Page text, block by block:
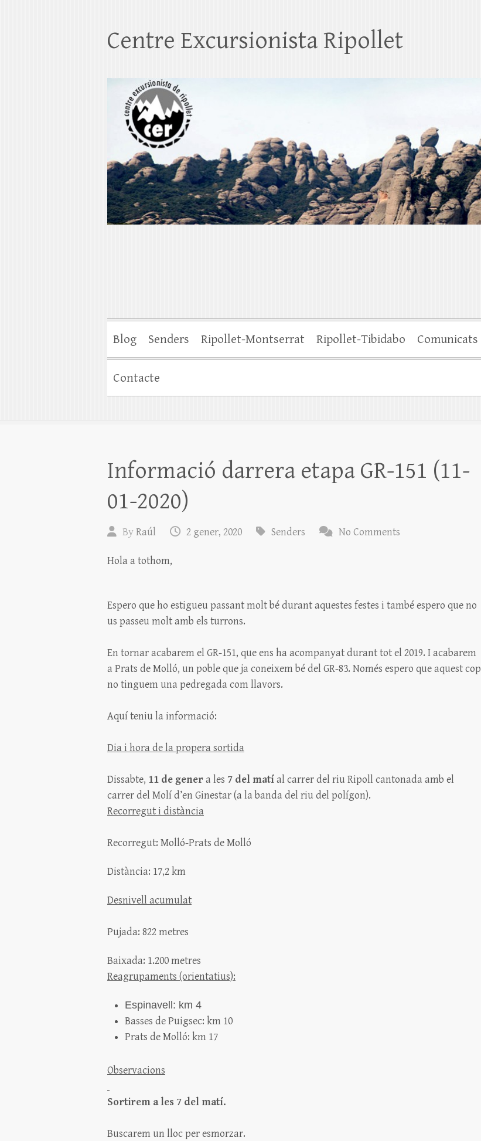
Centre Excursionista Ripollet
Blog Senders Ripollet-Montserrat Ripollet-Tibidabo Comunicats
Contacte
Informació darrera etapa GR-151 (11-
01-2020)
ByRaúl 2 gener, 2020 Senders No Comments
Hola a tothom,
Espero que ho estigueu passant molt bé durant aquestes festes i també espero que no
us passeu molt amb els turrons.
En tornar acabarem el GR-151, que ens ha acompanyat durant tot el 2019. I acabarem
a Prats de Molló, un poble que ja coneixem bé del GR-83. Només espero que aquest cop
no tinguem una pedregada com llavors.
Aquí teniu la informació:
Dia i hora de la propera sortida
Dissabte, 11 de genera les 7 del matíal carrer del riu Ripoll cantonada amb el
carrer del Molí d’en Ginestar (a la banda del riu del polígon).
Recorregut i distància
Recorregut: Molló-Prats de Molló
Distància: 17,2 km
Desnivell acumulat
Pujada: 822 metres
Baixada: 1.200 metres
Reagrupaments (orientatius):
Espinavell: km 4
Basses de Puigsec: km 10
Prats de Molló: km 17
Observacions
Sortirem a les 7 del matí.
Buscarem un lloc per esmorzar.